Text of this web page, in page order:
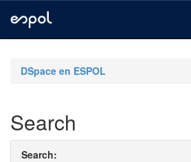
navigationDSpace en ESPOL
Search
Search: